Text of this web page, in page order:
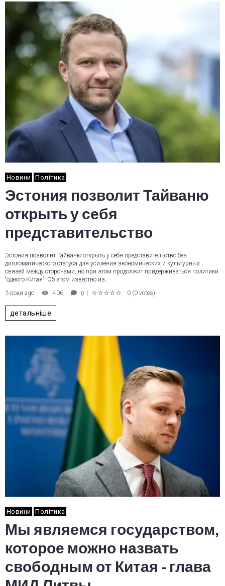
Новини Політика
Эстония позволит Тайваню
открыть у себя
представительство
Эстония позволит Тайваню открыть у себя представительство без
дипломатического статуса для усиления экономических и культурных
связей между сторонами, но при этом продолжит придерживаться политики
“одного Китая”. Об этом известно из…
3 роки ago
406 0 0 (0 votes)
детальніше
Новини Політика
Мы являемся государством,
которое можно назвать
свободным от Китая - глава